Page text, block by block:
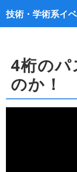
技術・学術系イ
4桁のパ
のか！